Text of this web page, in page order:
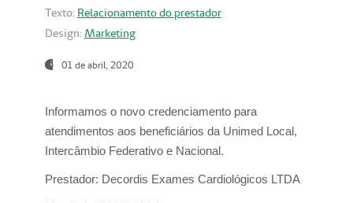
Texto: Relacionamento do prestador
Design: Marketing
01 de abril, 2020
Informamos o novo credenciamento para
atendimentos aos beneficiários da Unimed Local,
Intercâmbio Federativo e Nacional.
Prestador: Decordis Exames Cardiológicos LTDA